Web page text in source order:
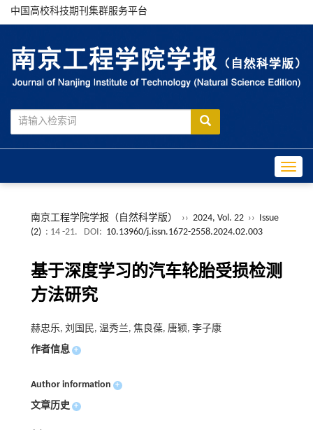
中国高校科技期刊集群服务平台
南京工程学院学报（自然科学版） ›› 2024, Vol. 22 ›› Issue
(2) : 14 -21. DOI: 10.13960/j.issn.1672-2558.2024.02.003
基于深度学习的汽车轮胎受损检测
方法研究
赫忠乐, 刘国民, 温秀兰, 焦良葆, 唐颖, 李子康
作者信息 +
Author information +
文章历史 +